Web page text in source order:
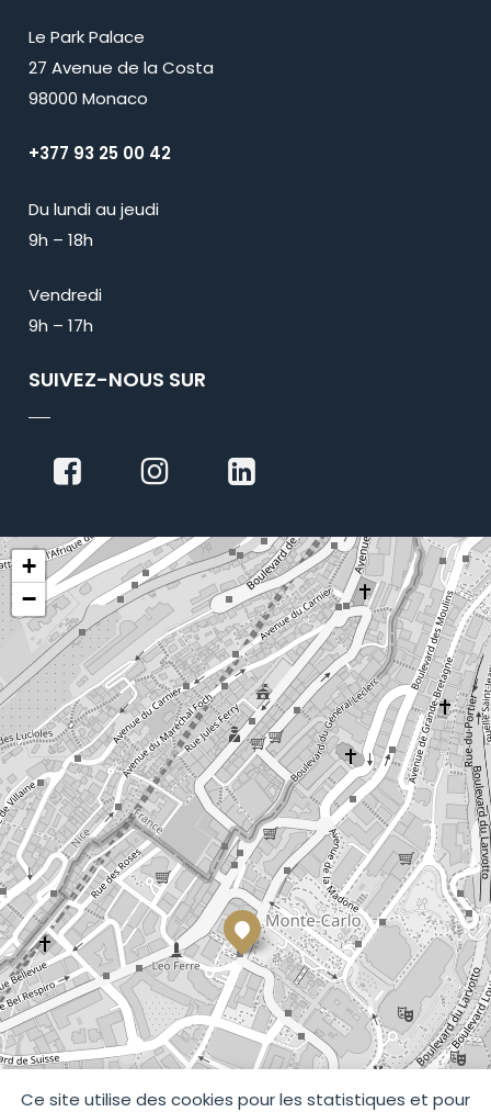
Ce site utilise des cookies pour les statistiques et pour
Le Park Palace
27 Avenue de la Costa
98000 Monaco
+377 93 25 00 42
Du lundi au jeudi
9h – 18h
Vendredi
9h – 17h
SUIVEZ-NOUS SUR
+
−